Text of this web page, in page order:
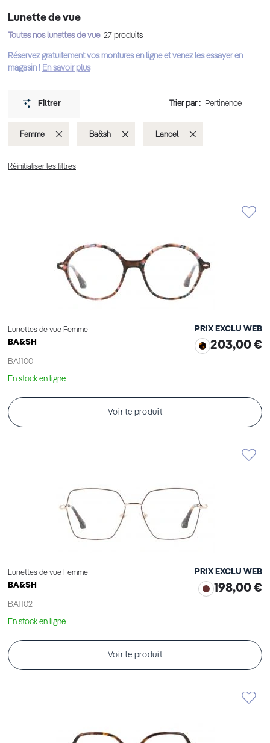
Lunette de vue
Toutes nos lunettes de vue 27 produits
Réservez gratuitement vos montures en ligne et venez les essayer en
magasin ! En savoir plus
Lunettes de vue Femme
BA&SH
BA1100
PRIX EXCLU WEB
203,00 €
En stock en ligne
Voir le produit
Lunettes de vue Femme
BA&SH
BA1102
PRIX EXCLU WEB
198,00 €
En stock en ligne
Voir le produit
Filtrer Trier par :
Femme SupprimerBa&sh SupprimerLancel
Réinitialiser les filtres